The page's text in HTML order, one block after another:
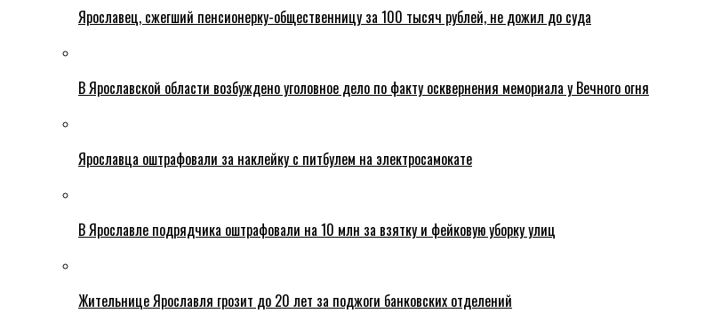
Ярославец, сжегший пенсионерку-общественницу за 100 тысяч рублей, не дожил до суда
В Ярославской области возбуждено уголовное дело по факту осквернения мемориала у Вечного огня
Ярославца оштрафовали за наклейку с питбулем на электросамокате
В Ярославле подрядчика оштрафовали на 10 млн за взятку и фейковую уборку улиц
Жительнице Ярославля грозит до 20 лет за поджоги банковских отделений